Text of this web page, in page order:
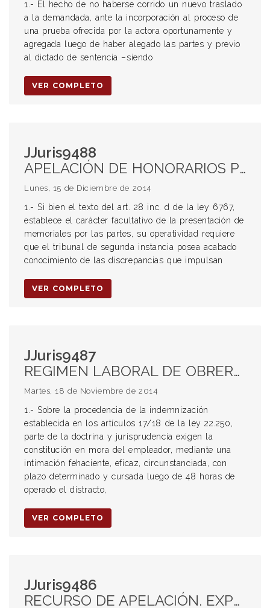
1.- El hecho de no haberse corrido un nuevo traslado
a la demandada, ante la incorporación al proceso de
una prueba ofrecida por la actora oportunamente y
agregada luego de haber alegado las partes y previo
al dictado de sentencia –siendo
VER COMPLETO
JJuris9488
APELACIÓN DE HONORARIOS PROFESIONALES. ART. 28 INC. “D” LEY 6767. PRESENTACIÓN DE MEMORIALES. ¿FACULTAD O CARGA PROCESAL? DESERCIÓN DE LA INSTANCIA RECURSIVA. COSTAS: 13% DE LA REGULACIÓN APELADA. ART. 28 INC. “F” LEY 6767. INTERESES MORATORIOS: RENTA PURA DEL CAPITAL.
Lunes, 15 de Diciembre de 2014
1.- Si bien el texto del art. 28 inc. d de la ley 6767,
establece el carácter facultativo de la presentación de
memoriales por las partes, su operatividad requiere
que el tribunal de segunda instancia posea acabado
conocimiento de las discrepancias que impulsan
VER COMPLETO
JJuris9487
REGIMEN LABORAL DE OBREROS DE LA CONSTRUCCIÓN. LEY 22.250. PROCEDENCIA DE LA INDEMNIZACIÓN PREVISTA EN LOS ARTS. 17 y 18. CONSTITUCIÓN EN MORA DEL EMPLEADOR. INTIMACIÓN FEHACIENTE. PLAZO. DEMANDA JUDICIAL. INTERPRETACIONES JURISPRUDENCIALES. PROCEDENCIA DE LA INDEMNIZACIÓN PREVISTA EN EL ART. 19. REQUISITO: INTIMACIÓN FEHACIENTE. PLAZO DE CADUCIDAD.
Martes, 18 de Noviembre de 2014
1.- Sobre la procedencia de la indemnización
establecida en los artículos 17/18 de la ley 22.250,
parte de la doctrina y jurisprudencia exigen la
constitución en mora del empleador, mediante una
intimación fehaciente, eficaz, circunstanciada, con
plazo determinado y cursada luego de 48 horas de
operado el distracto,
VER COMPLETO
JJuris9486
RECURSO DE APELACIÓN. EXPRESIÓN DE AGRAVIOS. ART. 118 CPL. REQUISITOS: RAZONAMIENTO CRÍTICO. AUTOSUFICIENTE E IDÓNEO.